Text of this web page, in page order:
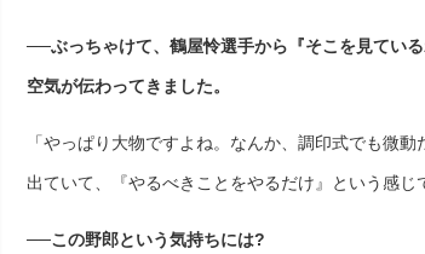
──ぶっちゃけて、鶴屋怜選手から『そこを見てい
空気が伝わってきました。
「やっぱり大物ですよね。なんか、調印式でも微
出ていて、『やるべきことをやるだけ』という感じ
──この野郎という気持ちには?